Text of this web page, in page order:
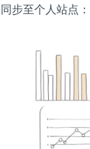
同步至个人站点：